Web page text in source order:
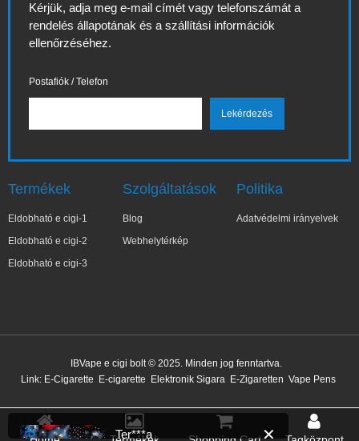
Kérjük, adja meg e-mail címét vagy telefonszámát a
rendelés állapotának és a szállítási információk
ellenőrzéséhez.
Postafiók / Telefon
Termékek
Eldobható e cigi-1
Eldobható e cigi-2
Eldobható e cigi-3
Szolgáltatások
Blog
Webhelytérkép
Politika
Adatvédelmi irányelvek
IBVape e cigi bolt © 2025. Minden jog fenntartva.
Link: E-Cigarette E-cigarette Elektronik Sigara E-Zigaretten Vape Pens
Nemrég vásárolt
17 perccel ezelőtt